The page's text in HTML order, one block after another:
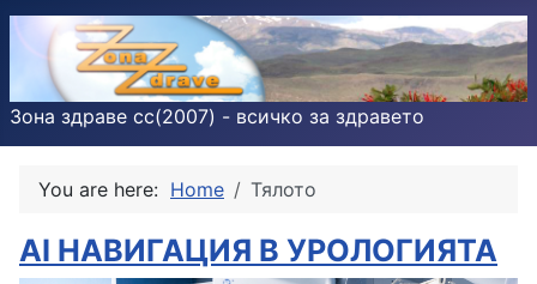
Зона здраве cc(2007) - всичко за здравето
You are here: Home Тялото
AI НАВИГАЦИЯ В УРОЛОГИЯТА